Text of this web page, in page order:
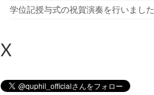
学位記授与式の祝賀演奏を行いました
X